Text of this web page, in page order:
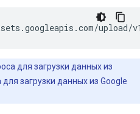
upload/
для загрузки данных из
загрузки данных из Google